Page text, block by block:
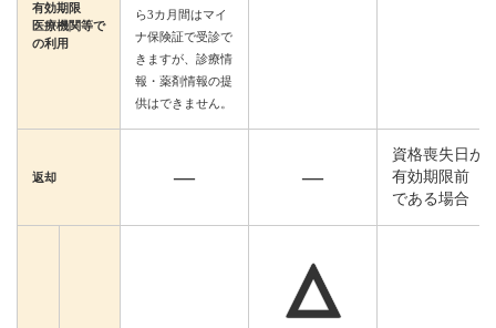
有効期限
医療機関等で
の利用
ら3カ月間はマイ
ナ保険証で受診で
きますが、診療情
報・薬剤情報の提
供はできません。
返却 ― ―
資格喪失日が
有効期限前
である場合
△